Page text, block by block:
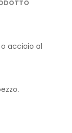
acciaio al